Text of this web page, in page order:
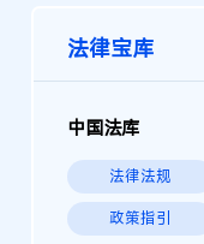
法律宝库
中国法库
法律法规
政策指引